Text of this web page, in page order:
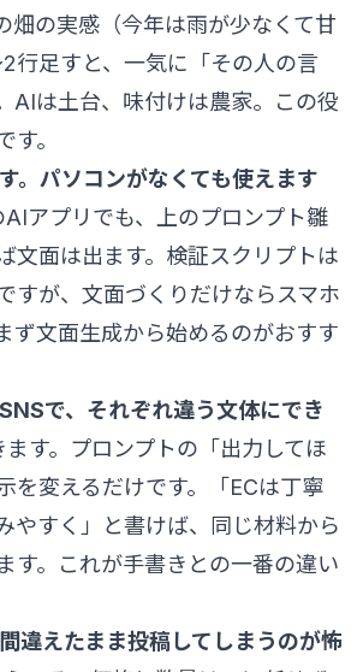
畑の実感（今年は雨が少なくて甘
行足すと、一気に「その人の言
AIは土台、味付けは農家。この役
す。
。パソコンがなくても使えます
アプリでも、上のプロンプト雛
文面は出ます。検証スクリプトは
すが、文面づくりだけならスマホ
ず文面生成から始めるのがおすす
で、それぞれ違う文体にでき
ます。プロンプトの「出力してほ
を変えるだけです。「ECは丁寧
やすく」と書けば、同じ材料から
す。これが手書きとの一番の違い
違えたまま投稿してしまうのが怖